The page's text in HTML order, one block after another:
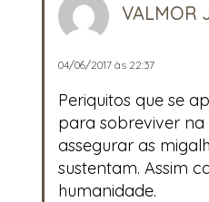
VALMOR
04/06/2017 às 22:37
Periquitos que se
para sobreviver
assegurar as
sustentam. Assim
humanidade.